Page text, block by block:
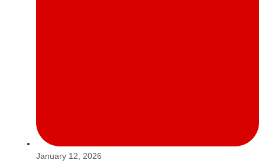
January 12, 2026